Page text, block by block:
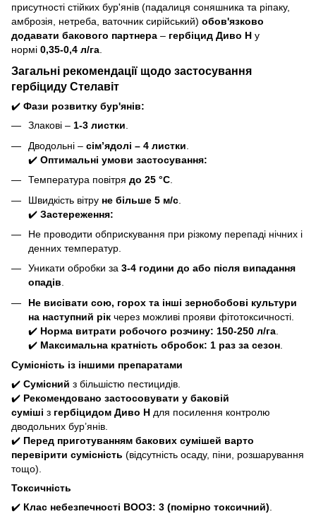
присутності стійких бур'янів (падалиця соняшника та ріпаку,
амброзія, нетреба, ваточник сирійський) обов'язково
додавати бакового партнера – гербіцид Диво Н у
нормі 0,35-0,4 л/га
Загальні рекомендації щодо застосування
гербіциду Стелавіт
✔️ Фази розвитку бур'янів:
Злакові – 1-3 листки.
Дводольні – сім’ядолі – 4 листки
✔️ Оптимальні умови застосування:
Температура повітря до 25 °C
Швидкість вітру не більше 5 м/с
✔️ Застереження:
Не проводити обприскування при різкому перепаді нічних і
денних температур.
Уникати обробки за 3-4 години до або після випадання
опадів.
Не висівати сою, горох та інші зернобобові культури
на наступний рік через можливі прояви фітотоксичності.
✔️ Норма витрати робочого розчину: 150-250 л/га
✔️ Максимальна кратність обробок: 1 раз за сезон
Сумісність із іншими препаратами
✔️ Сумісний з більшістю пестицидів.
✔️ Рекомендовано застосовувати у баковій
суміші з гербіцидом Диво Н для посилення контролю
дводольних бур’янів.
✔️ Перед приготуванням бакових сумішей варто
перевірити сумісність (відсутність осаду, піни, розшарування
тощо).
Токсичність
✔️ Клас небезпечності ВООЗ: 3 (помірно токсичний)